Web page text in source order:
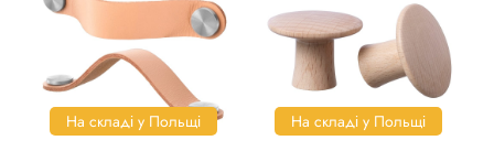
На складі у Польщі На складі у Польщі